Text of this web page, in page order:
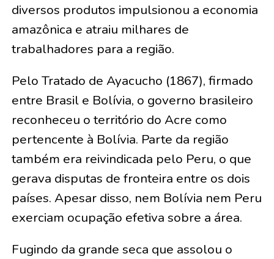
diversos produtos impulsionou a economia
amazônica e atraiu milhares de
trabalhadores para a região.
Pelo Tratado de Ayacucho (1867), firmado
entre Brasil e Bolívia, o governo brasileiro
reconheceu o território do Acre como
pertencente à Bolívia. Parte da região
também era reivindicada pelo Peru, o que
gerava disputas de fronteira entre os dois
países. Apesar disso, nem Bolívia nem Peru
exerciam ocupação efetiva sobre a área.
Fugindo da grande seca que assolou o